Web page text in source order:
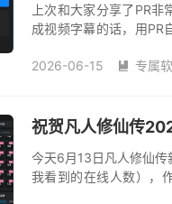
上次和大家分享了PR
成视频字幕的话，用PR
工作效率，降低人工...
2026-06-15  专属
祝贺凡人修仙传
今天6月13日凡人修仙
我看到的在线人数），